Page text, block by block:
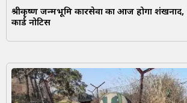
श्रीकृष्ण जन्मभूमि कारसेवा का आज होगा शंखनाद,
कार्ड नोटिस